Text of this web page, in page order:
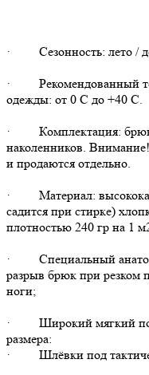
· Сезонность: лето /
· Рекомендованный
одежды: от 0 С до +40 С.
· Комплектация:
наколенников.
и продаются отдельно.
· Материал:
садится при стирке)
плотностью 240 гр на 1
· Специальный
разрыв брюк при резком
ноги;
· Широкий мягкий
размера:
· Шлёвки под